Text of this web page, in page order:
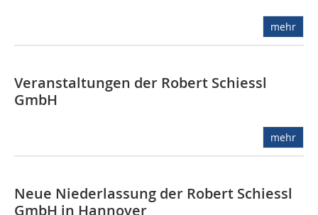
mehr
Veranstaltungen der Robert Schiessl
GmbH
mehr
Neue Niederlassung der Robert Schiessl
GmbH in Hannover